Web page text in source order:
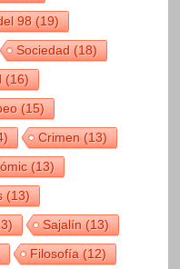
98(19)
Sociedad(18)
(16)
(15)
Crimen(13)
(13)
(13)
Sajalín(13)
Filosofía(12)